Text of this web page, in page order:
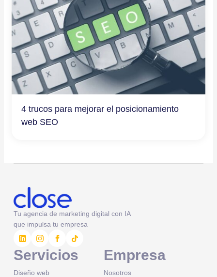
4 trucos para mejorar el posicionamiento
web SEO
Tu agencia de marketing digital con IA
que impulsa tu empresa
Servicios
Diseño web
Empresa
Nosotros